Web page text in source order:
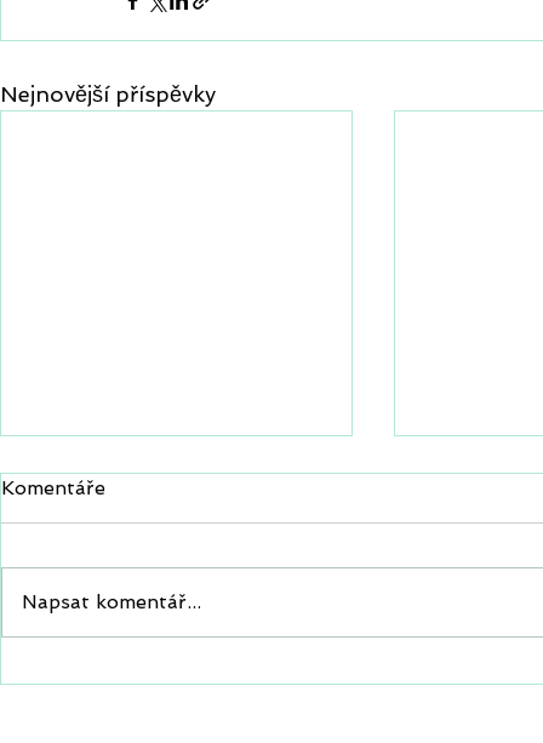
Nejnovější příspěvky
Komentáře
Napsat komentář...